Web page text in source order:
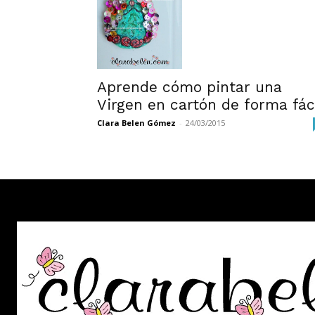
Aprende cómo pintar una
Virgen en cartón de forma
Clara Belen Gómez - 24/03/2015